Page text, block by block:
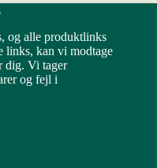
og alle produktlinks
links, kan vi modtage
dig. Vi tager
og fejl i